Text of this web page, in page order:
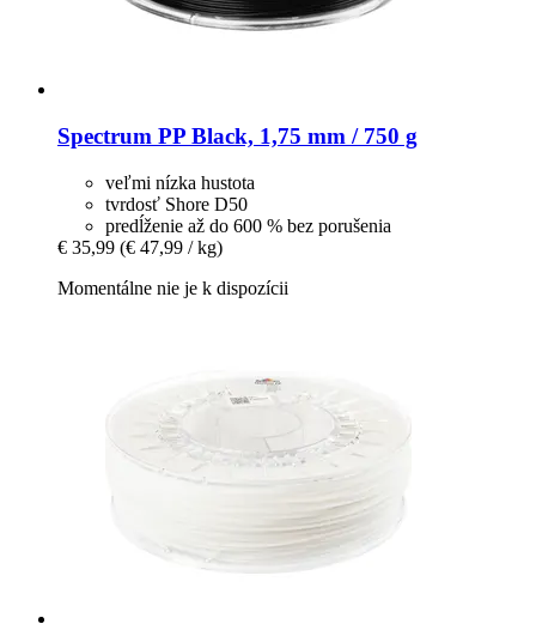
Spectrum PP Black, 1,75 mm / 750 g
veľmi nízka hustota
tvrdosť Shore D50
predĺženie až do 600 % bez porušenia
€ 35,99 (€ 47,99 / kg)
Momentálne nie je k dispozícii